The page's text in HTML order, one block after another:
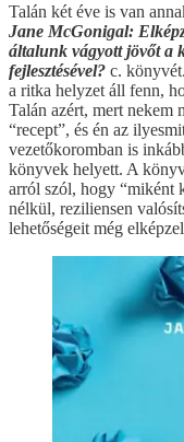
Talán két éve is van
Jane McGonigal:
általunk vágyott jövőt a
fejlesztésével? c.
a ritka helyzet áll fenn,
Talán azért, mert nekem
“recept”, és én az
vezetőkoromban is
könyvek helyett. A
arról szól, hogy “miként
nélkül, reziliensen
lehetőségeit még